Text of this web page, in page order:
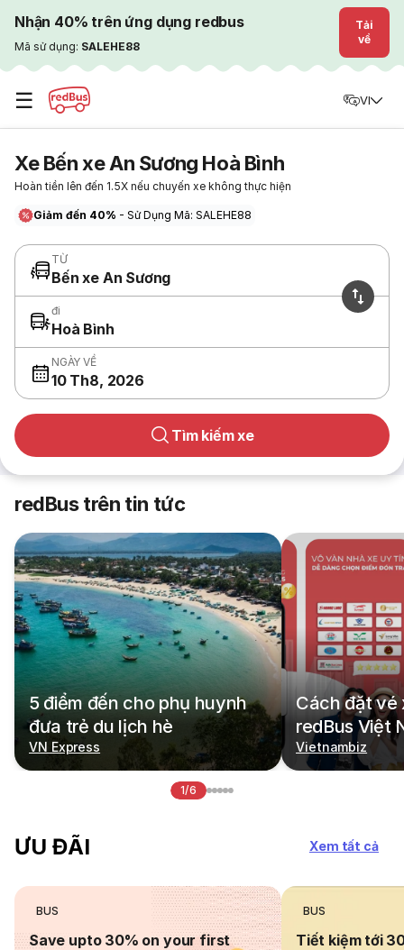
Nhận 40% trên ứng dụng redbus
Mã sử dụng: SALEHE88
Tải
về
☰ VI
Xe Bến xe An Sương Hoà Bình
Hoàn tiền lên đến 1.5X nếu chuyến xe không thực hiện
Giảm đến 40% - Sử Dụng Mã: SALEHE88
TỪ
Bến xe An Sương
đi
Hoà Bình
NGÀY VỀ
10 Th8, 2026
Tìm kiếm xe
redBus trên tin tức
5 điểm đến cho phụ huynh
đưa trẻ du lịch hè
VN Express
Cách đặt vé
redBus Việt
Vietnambiz
1/6
ƯU ĐÃI Xem tất cả
BUS
Save upto 30% on your first
BUS
Tiết kiệm tới